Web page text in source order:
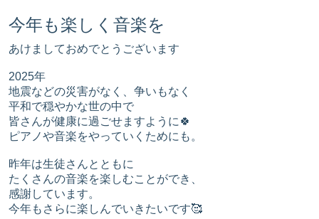
今年も楽しく音楽を
あけましておめでとうございます
2025年
地震などの災害がなく、争いもなく
平和で穏やかな世の中で
皆さんが健康に過ごせますように🍀
ピアノや音楽をやっていくためにも。
昨年は生徒さんとともに
たくさんの音楽を楽しむことができ、
感謝しています。
今年もさらに楽しんでいきたいです🥰